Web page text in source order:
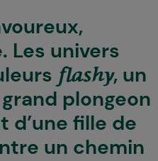
Les univers
flashy, un
plongeon
d’une fille de
un chemin